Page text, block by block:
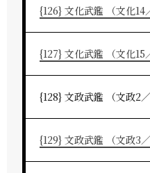
{126} 文化武鑑 （文化
{127} 文化武鑑 （文化
{128} 文政武鑑 （文政2
{129} 文政武鑑 （文政3